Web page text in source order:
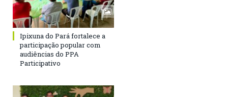
Ipixuna do Pará fortalece a
participação popular com
audiências do PPA
Participativo